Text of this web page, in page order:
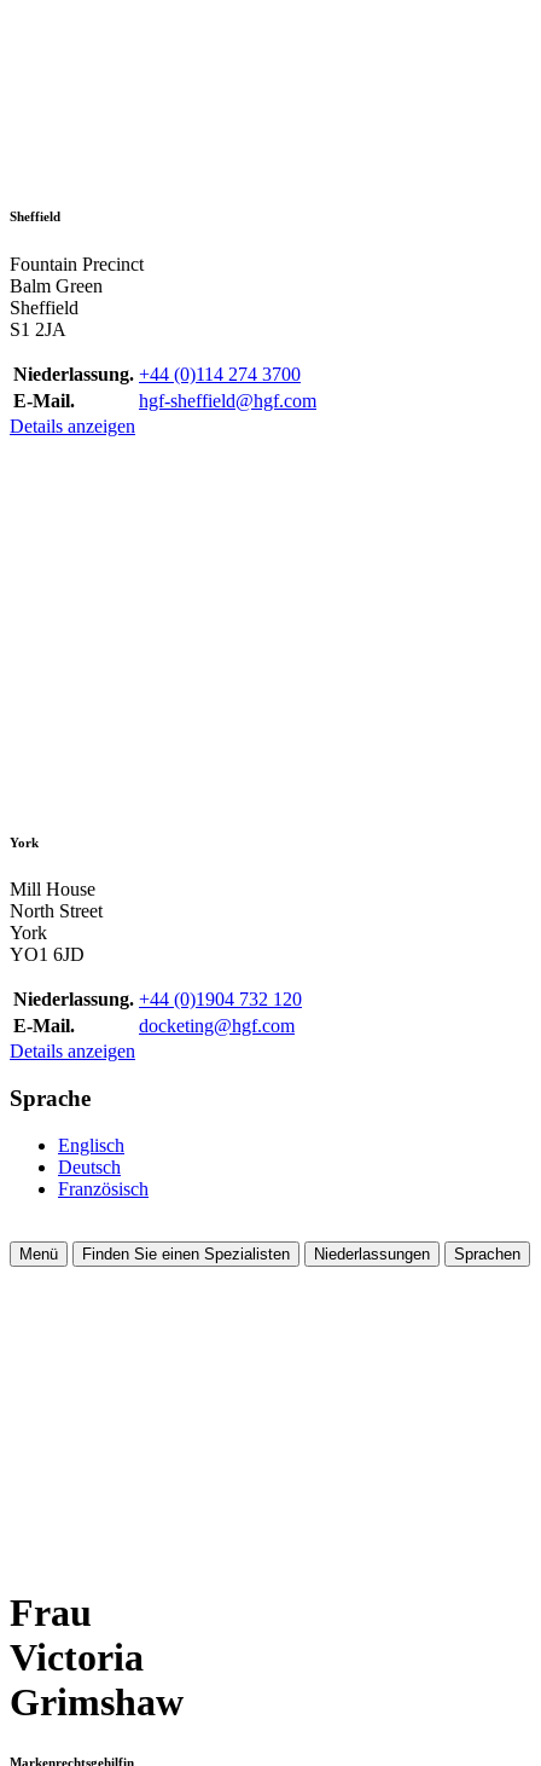
Sheffield
Fountain Precinct
Balm Green
Sheffield
S1 2JA
Niederlassung. +44 (0)114 274 3700
E-Mail.
hgf-sheffield@hgf.com
Details anzeigen
York
Mill House
North Street
York
YO1 6JD
Niederlassung. +44 (0)1904 732 120
E-Mail.
docketing@hgf.com
Details anzeigen
Sprache
Englisch
Deutsch
Französisch
Menü Finden Sie einen Spezialisten Niederlassungen Sprachen
Frau
Victoria
Grimshaw
Markenrechtsgehilfin